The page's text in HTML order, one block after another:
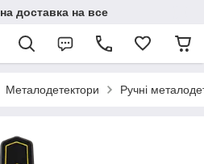
доставка на все
Металодетектори Ручні